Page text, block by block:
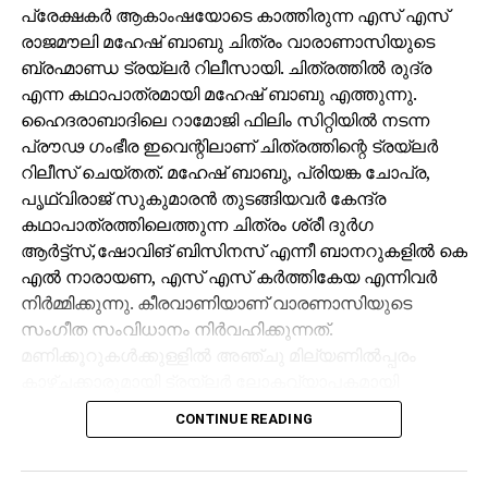
RELATED TOPICS: CRICKET IND VS NZ KOHLI
തകര്‍പ്പന്‍ ഗോളോടെ ജെജെ; പൂനെ-
ചെന്നൈയിന്‍ സമനില
DON'T MISS
ഗ്വാര്‍ഡിയോളയുടെ കഷ്ടകാലം
തീരുന്നില്ല; തുടര്‍ച്ചയായി അഞ്ചാം
മത്സരത്തിലും ജയമില്ല
പ്രേക്ഷകർ ആകാംഷയോടെ കാത്തിരുന്ന എസ് എസ്
രാജമൗലി മഹേഷ് ബാബു ചിത്രം വാരാണാസിയുടെ
ബ്രഹ്മാണ്ഡ ട്രയ്ലർ റിലീസായി. ചിത്രത്തിൽ രുദ്ര
എന്ന കഥാപാത്രമായി മഹേഷ് ബാബു എത്തുന്നു.
ഹൈദരാബാദിലെ റാമോജി ഫിലിം സിറ്റിയിൽ നടന്ന
പ്രൗഢ ഗംഭീര ഇവെന്റിലാണ് ചിത്രത്തിന്റെ ട്രയ്ലർ
റിലീസ് ചെയ്തത്. മഹേഷ് ബാബു, പ്രിയങ്ക ചോപ്ര,
പൃഥ്വിരാജ് സുകുമാരൻ തുടങ്ങിയവർ കേന്ദ്ര
കഥാപാത്രത്തിലെത്തുന്ന ചിത്രം ശ്രീ ദുർഗ
ആർട്ട്സ്,ഷോവിങ് ബിസിനസ് എന്നീ ബാനറുകളിൽ കെ
എൽ നാരായണ, എസ് എസ് കർത്തികേയ എന്നിവർ
നിർമ്മിക്കുന്നു. കീരവാണിയാണ് വാരണാസിയുടെ
സംഗീത സംവിധാനം നിർവഹിക്കുന്നത്.
ട്രെൻഡിങ്ങിൽ മുന്നിലാണ്.CONTINUE READING